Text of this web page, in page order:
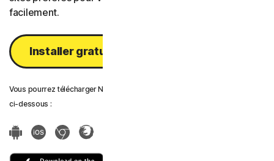
facilement.
Installer gratuitement
Vous pourrez télécharger Norton Password Manager sur les plateformes
ci-dessous :